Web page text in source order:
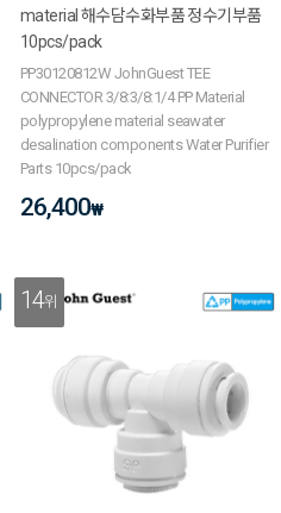
material 해수담수화부품 정수기부품
10pcs/pack
PP30120812W JohnGuest TEE
CONNECTOR 3/8:3/8:1/4 PP Material
polypropylene material seawater
desalination components Water Purifier
Parts 10pcs/pack
26,400₩
14위